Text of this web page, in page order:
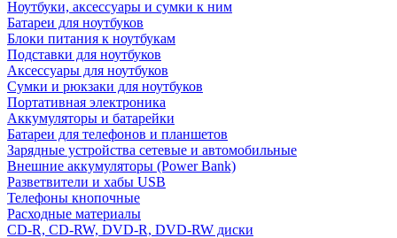
Ноутбуки, аксессуары и сумки к ним
Батареи для ноутбуков
Блоки питания к ноутбукам
Подставки для ноутбуков
Аксессуары для ноутбуков
Сумки и рюкзаки для ноутбуков
Портативная электроника
Аккумуляторы и батарейки
Батареи для телефонов и планшетов
Зарядные устройства сетевые и автомобильные
Внешние аккумуляторы (Power Bank)
Разветвители и хабы USB
Телефоны кнопочные
Расходные материалы
CD-R, CD-RW, DVD-R, DVD-RW диски